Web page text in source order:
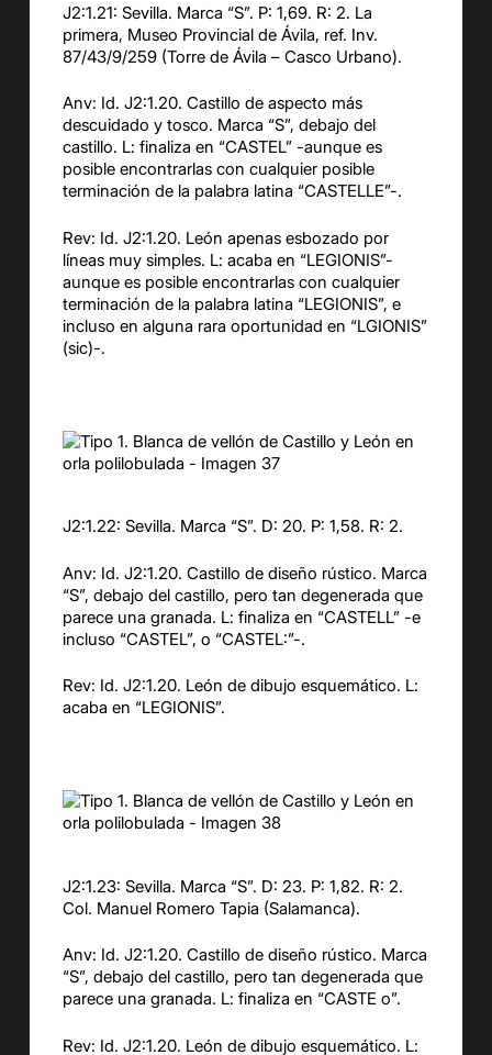
J2:1.21: Sevilla. Marca “S”. P: 1,69. R: 2. La
primera, Museo Provincial de Ávila, ref. Inv.
87/43/9/259 (Torre de Ávila – Casco Urbano).
Anv: Id. J2:1.20. Castillo de aspecto más
descuidado y tosco. Marca “S”, debajo del
castillo. L: finaliza en “CASTEL” -aunque es
posible encontrarlas con cualquier posible
terminación de la palabra latina “CASTELLE”-.
Rev: Id. J2:1.20. León apenas esbozado por
líneas muy simples. L: acaba en “LEGIONIS”-
aunque es posible encontrarlas con cualquier
terminación de la palabra latina “LEGIONIS”, e
incluso en alguna rara oportunidad en “LGIONIS”
(sic)-.
J2:1.22: Sevilla. Marca “S”. D: 20. P: 1,58. R: 2.
Anv: Id. J2:1.20. Castillo de diseño rústico. Marca
“S”, debajo del castillo, pero tan degenerada que
parece una granada. L: finaliza en “CASTELL” -e
incluso “CASTEL”, o “CASTEL:”-.
Rev: Id. J2:1.20. León de dibujo esquemático. L:
acaba en “LEGIONIS”.
J2:1.23: Sevilla. Marca “S”. D: 23. P: 1,82. R: 2.
Col. Manuel Romero Tapia (Salamanca).
Anv: Id. J2:1.20. Castillo de diseño rústico. Marca
“S”, debajo del castillo, pero tan degenerada que
parece una granada. L: finaliza en “CASTE o”.
Rev: Id. J2:1.20. León de dibujo esquemático. L: